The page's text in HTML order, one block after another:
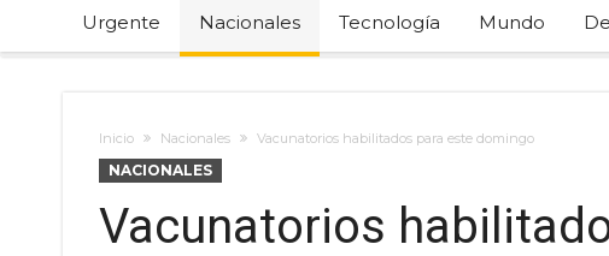
Urgente Nacionales Tecnología Mundo
Inicio Nacionales Vacunatorios habilitados para este domingo
NACIONALES
Vacunatorios